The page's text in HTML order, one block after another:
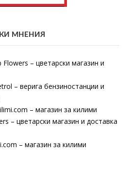
МНЕНИЯ
Flowers – цветарски магазин и
– верига бензиностанции и
– магазин за килими
– цветарски магазин и доставка
– магазин за килими